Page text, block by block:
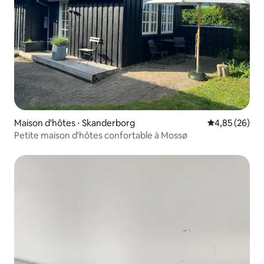
Maison d'hôtes ⋅ Skanderborg Évaluation
4,85 (26)
Petite maison d'hôtes confortable à Mossø